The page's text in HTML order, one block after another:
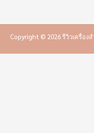
Copyright © 2026 รีวิวเครื่อง